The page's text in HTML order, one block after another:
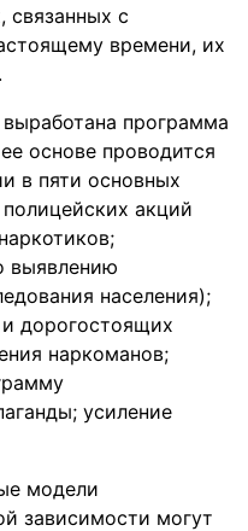
связанных с
времени, их
программа
основе проводится
в пяти основных
акций
выявлению
населения);
дорогостоящих
наркоманов;
усиление
модели
зависимости могут